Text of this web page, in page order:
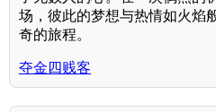
场，彼此的梦想与热情如火焰
奇的旅程。
夺金四贱客